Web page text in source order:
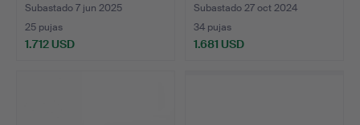
Junker, mod…
Subastado 7 jun 2025
25 pujas
1.712 USD
pertenecien…
Subastado 27 oct 2024
34 pujas
1.681 USD